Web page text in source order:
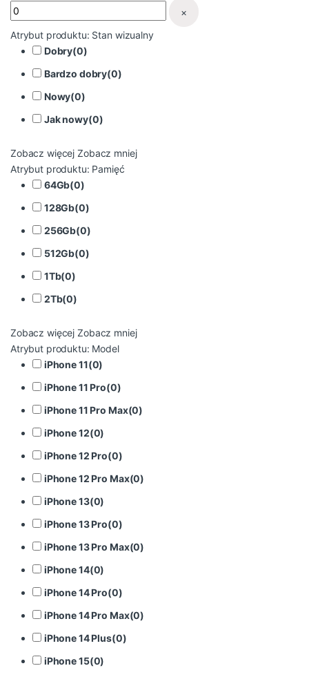
×
Atrybut produktu: Stan wizualny
Dobry(0)
Bardzo dobry(0)
Nowy(0)
Jak nowy(0)
Zobacz więcej Zobacz mniej
Atrybut produktu: Pamięć
64Gb(0)
128Gb(0)
256Gb(0)
512Gb(0)
1Tb(0)
2Tb(0)
Zobacz więcej Zobacz mniej
Atrybut produktu: Model
iPhone 11(0)
iPhone 11 Pro(0)
iPhone 11 Pro Max(0)
iPhone 12(0)
iPhone 12 Pro(0)
iPhone 12 Pro Max(0)
iPhone 13(0)
iPhone 13 Pro(0)
iPhone 13 Pro Max(0)
iPhone 14(0)
iPhone 14 Pro(0)
iPhone 14 Pro Max(0)
iPhone 14 Plus(0)
iPhone 15(0)